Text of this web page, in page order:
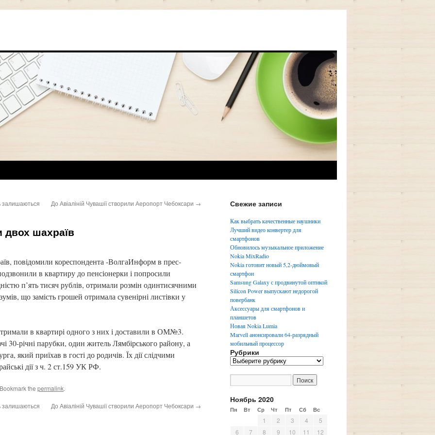
залишаються
До Авіаліній Чувашії створили Аеропорт Чебоксари →
двох шахраїв
повідомили кореспондента -ВолгаИнформ в прес-
в квартиру до пенсіонерки і попросили
п’ять тисяч рублів, отримали розмін одинтисячними
що замість грошей отримала сувенірні листівки у
в квартирі одного з них і доставили в ОМ№3.
30-річні парубки, один житель Лямбірського району, а
який приїхав в гості до родичів. Їх дії слідчими
дії з ч. 2 ст.159 УК РФ.
the permalink.
залишаються
До Авіаліній Чувашії створили Аеропорт Чебоксари →
Свежие записи
Как выбрать качественные наушники
Лучший видео конвертер для
смартфонов
Обновилось музыкальное приложение
Nokia MixRadio
Nokia готовит новый 5,2-дюймовый
смартфон
Samsung Galaxy с продвинутой оптикой
Silicon Power выпускают недорогой
повербанк
Аксессуары для смартфонов и
планшетов
Новая Nokia Lumia
Marvell анонсировали 64-разрядный
мобильный процессор
Рубрики
Р
р
и
к
и
Ноябрь 2020
Пн Вт Ср Чт Пт Сб Вс
1 2 3 4
5
6
7 8 9 10 11 12